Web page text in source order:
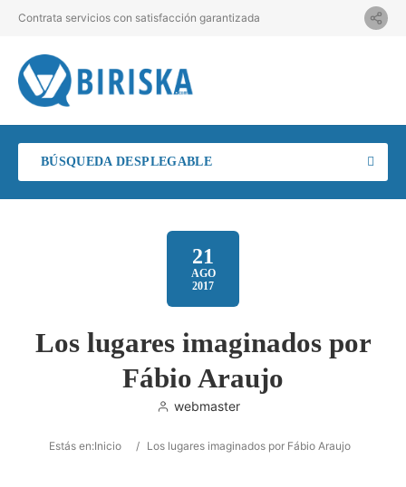
Contrata servicios con satisfacción garantizada
BÚSQUEDA DESPLEGABLE
21
AGO
2017
Los lugares imaginados por
Fábio Araujo
webmaster
Estás en:Inicio / Los lugares imaginados por Fábio Araujo